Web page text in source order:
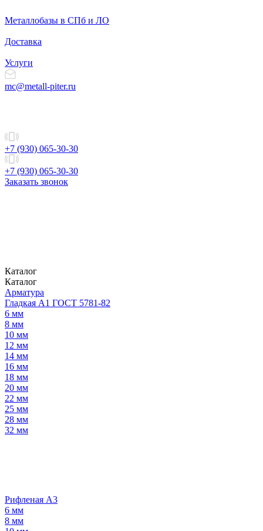
Металлобазы в СПб и ЛО
Доставка
Услуги
mc@metall-piter.ru
+7 (930) 065-30-30
+7 (930) 065-30-30
Заказать звонок
Каталог
Каталог
Арматура
Гладкая А1 ГОСТ 5781-82
6 мм
8 мм
10 мм
12 мм
14 мм
16 мм
18 мм
20 мм
22 мм
25 мм
28 мм
32 мм
Рифленая А3
6 мм
8 мм